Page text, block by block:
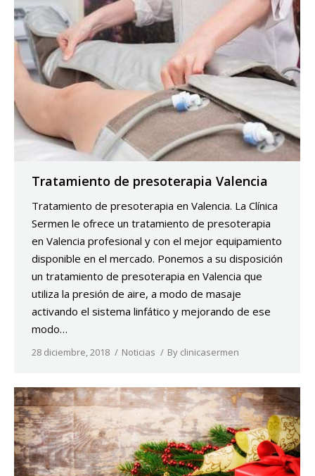
Tratamiento de presoterapia Valencia
Tratamiento de presoterapia en Valencia. La Clínica
Sermen le ofrece un tratamiento de presoterapia
en Valencia profesional y con el mejor equipamiento
disponible en el mercado. Ponemos a su disposición
un tratamiento de presoterapia en Valencia que
utiliza la presión de aire, a modo de masaje
activando el sistema linfático y mejorando de ese
modo…
28 diciembre, 2018 Noticias By clinicasermen